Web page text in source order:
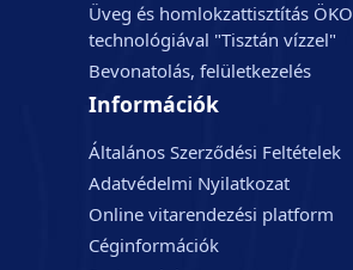
Üveg és homlokzattisztítás ÖKO
technológiával "Tisztán vízzel"
Bevonatolás, felületkezelés
Információk
Általános Szerződési Feltételek
Adatvédelmi Nyilatkozat
Online vitarendezési platform
Céginformációk